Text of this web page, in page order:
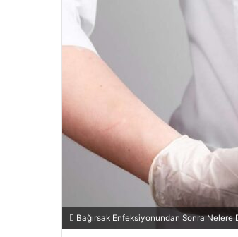
Bağırsak Enfeksiyonundan Sonra Nelere